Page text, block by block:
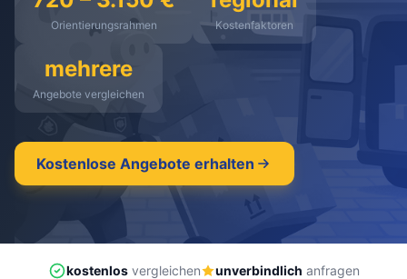
Kostenlose Beratung
Orientierungsrahmen Kostenfaktoren
mehrere
Angebote vergleichen
Kostenlose Angebote erhalten
kostenlosvergleichen unverbindlich anfragen